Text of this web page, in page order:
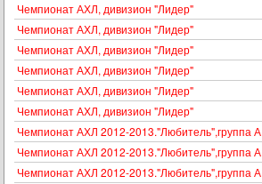
Чемпионат АХЛ, дивизион "Лидер"
Чемпионат АХЛ, дивизион "Лидер"
Чемпионат АХЛ, дивизион "Лидер"
Чемпионат АХЛ, дивизион "Лидер"
Чемпионат АХЛ, дивизион "Лидер"
Чемпионат АХЛ, дивизион "Лидер"
Чемпионат АХЛ 2012-2013."Любитель",группа А
Чемпионат АХЛ 2012-2013."Любитель",группа А
Чемпионат АХЛ 2012-2013."Любитель",группа А